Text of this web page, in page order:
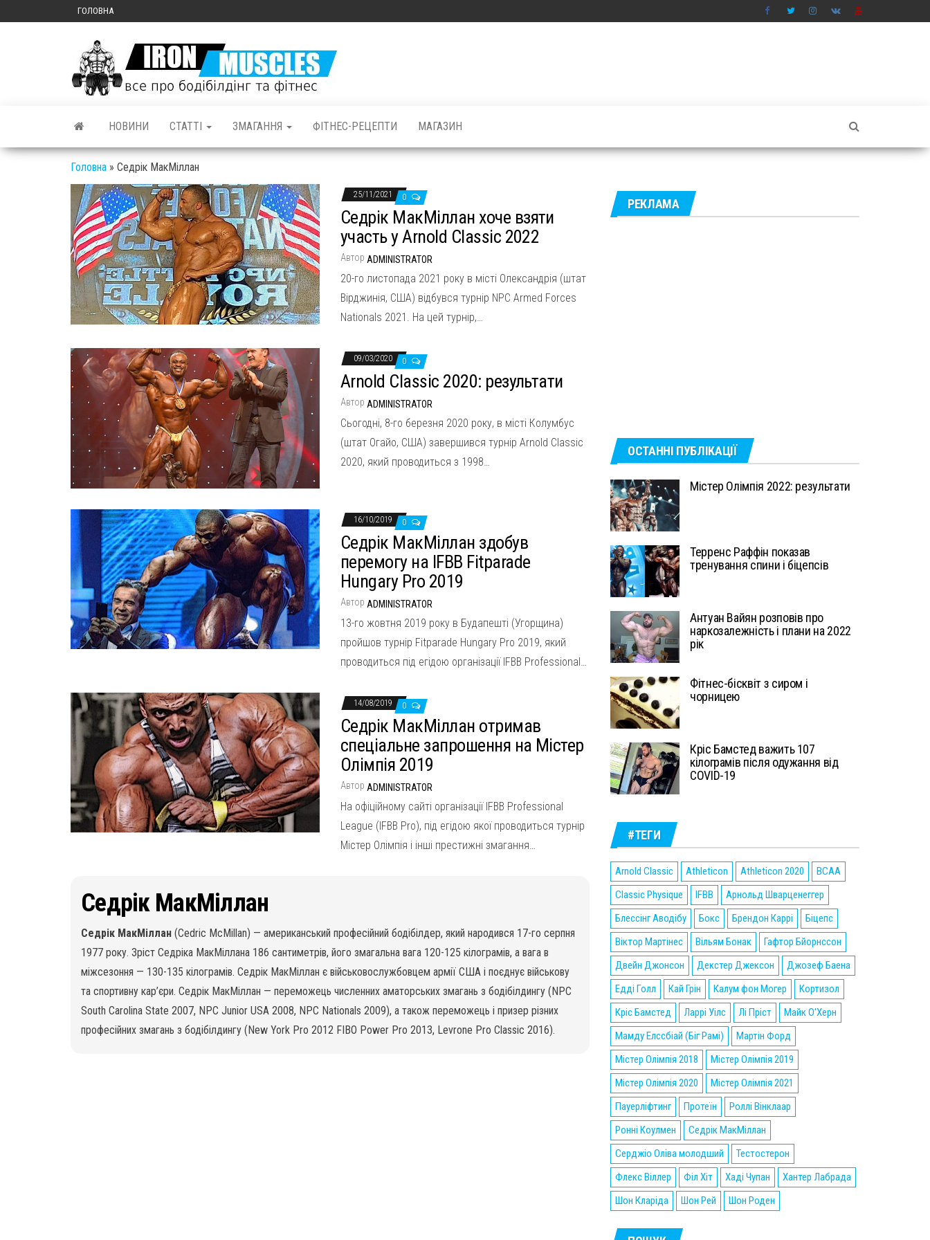
ГОЛОВНА
бодібілдинг
НОВИНИ СТАТТІ ЗМАГАННЯ ФІТНЕС-РЕЦЕПТИ МАГАЗИН
Головна » Седрік МакМіллан
25/11/2021 0
Седрік МакМіллан хоче взяти
участь у Arnold Classic 2022
Автор ADMINISTRATOR
20-го листопада 2021 року в місті Олександрія (штат
Вірджинія, США) відбувся турнір NPC Armed Forces
Nationals 2021. На цей турнір,…
09/03/2020 0
Arnold Classic 2020: результати
Автор ADMINISTRATOR
Сьогодні, 8-го березня 2020 року, в місті Колумбус
(штат Огайо, США) завершився турнір Arnold Classic
2020, який проводиться з 1998…
16/10/2019 0
Седрік МакМіллан здобув
перемогу на IFBB Fitparade
Hungary Pro 2019
Автор ADMINISTRATOR
13-го жовтня 2019 року в Будапешті (Угорщина)
пройшов турнір Fitparade Hungary Pro 2019, який
проводиться під егідою організації IFBB Professional…
14/08/2019 0
Седрік МакМіллан отримав
спеціальне запрошення на Містер
Олімпія 2019
Автор ADMINISTRATOR
На офіційному сайті організації IFBB Professional
League (IFBB Pro), під егідою якої проводиться турнір
Містер Олімпія і інші престижні змагання…
Седрік МакМіллан
Седрік МакМіллан (Cedric McMillan) — американський професійний бодібілдер, який народився 17-го серпня
1977 року. Зріст Седріка МакМіллана 186 сантиметрів, його змагальна вага 120-125 кілограмів, а вага в
міжсезоння — 130-135 кілограмів. Седрік МакМіллан є військовослужбовцем армії США і поєднує військову
та спортивну кар’єри. Седрік МакМіллан — переможець численних аматорських змагань з бодібілдингу (NPC
South Carolina State 2007, NPC Junior USA 2008, NPC Nationals 2009), а також переможець і призер різних
професійних змагань з бодібілдингу (New York Pro 2012 FIBO Power Pro 2013, Levrone Pro Classic 2016).
РЕКЛАМА
ОСТАННІ ПУБЛІКАЦІЇ
Містер Олімпія 2022: результати
Терренс Раффін показав
тренування спини і біцепсів
Антуан Вайян розповів про
наркозалежність і плани на 2022
рік
Фітнес-бісквіт з сиром і
чорницею
Кріс Бамстед важить 107
кілограмів після одужання від
COVID-19
#ТЕГИ
Arnold Classic Athleticon Athleticon 2020
BCAA
Classic Physique
IFBB
Арнольд Шварценеггер
Блессінг Аводібу
Бокс Брендон Каррі
Біцепс
Віктор Мартінес
Вільям Бонак
Гафтор Бйорнссон
Двейн Джонсон
Декстер Джексон
Джозеф Баена
Едді Голл
Кай Грін Калум фон Могер
Кортизол
Кріс Бамстед
Ларрі Уілс Лі Пріст
Майк О'Херн
Мамду Елссбіай (Біг Рамі)
Мартін Форд
Містер Олімпія 2018
Містер Олімпія 2019
Містер Олімпія 2020
Містер Олімпія 2021
Пауерліфтинг
Протеїн
Роллі Вінклаар
Ронні Коулмен
Седрік МакМіллан
Серджіо Оліва молодший
Тестостерон
Флекс Віллер
Філ Хіт Хаді Чупан
Хантер Лабрада
Шон Кларіда
Шон Рей Шон Роден